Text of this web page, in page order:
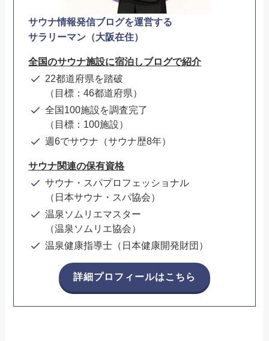
サウナ情報発信ブログを運営する
サラリーマン（大阪在住）
全国のサウナ施設に宿泊しブログで紹介
22都道府県を踏破
（目標：46都道府県）
全国100施設を調査完了
（目標：100施設）
週6でサウナ（サウナ歴8年）
サウナ関連の保有資格
サウナ・スパプロフェッショナル
（日本サウナ・スパ協会）
温泉ソムリエマスター
（温泉ソムリエ協会）
温泉健康指導士（日本健康開発財団）
詳細プロフィールはこちら